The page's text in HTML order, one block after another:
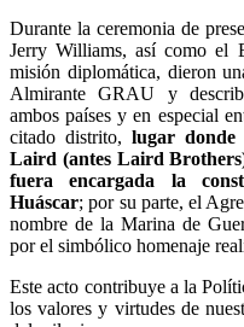
Durante la ceremonia de
Jerry Williams, así como el
misión diplomática, dieron
Almirante GRAU y
ambos países y en especial
citado distrito, lugar donde
Laird (antes Laird
fuera encargada la
Huáscar; por su parte, el
nombre de la Marina de
por el simbólico homenaje
Este acto contribuye a la
los valores y virtudes de